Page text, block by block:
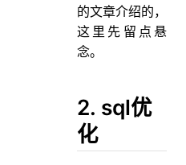
的文章介绍的，
这里先留点悬
念。
2. sql优
化